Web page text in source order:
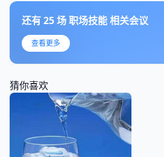
还有25场职场技能相关会议
查看更多
猜你喜欢